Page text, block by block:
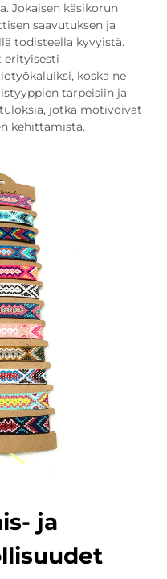
Jokaisen käsikorun
saavutuksen ja
todisteella kyvyistä.
erityisesti
koska ne
tarpeisiin ja
jotka motivoivat
kehittämistä.
ja